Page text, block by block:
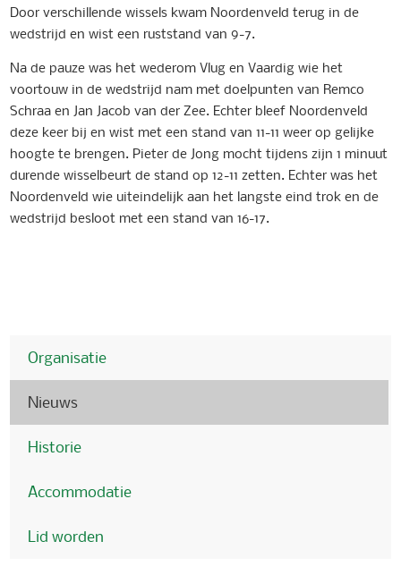
Door verschillende wissels kwam Noordenveld terug in de
wedstrijd en wist een ruststand van 9-7.
Na de pauze was het wederom Vlug en Vaardig wie het
voortouw in de wedstrijd nam met doelpunten van Remco
Schraa en Jan Jacob van der Zee. Echter bleef Noordenveld
deze keer bij en wist met een stand van 11-11 weer op gelijke
hoogte te brengen. Pieter de Jong mocht tijdens zijn 1 minuut
durende wisselbeurt de stand op 12-11 zetten. Echter was het
Noordenveld wie uiteindelijk aan het langste eind trok en de
wedstrijd besloot met een stand van 16-17.
Organisatie
Nieuws
Historie
Accommodatie
Lid worden